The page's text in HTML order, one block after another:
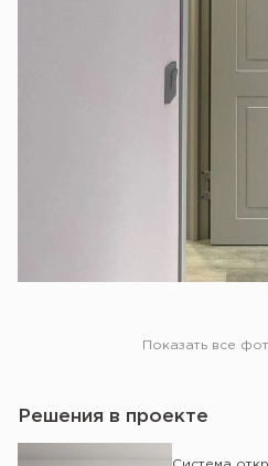
Показать все
Решения в проекте